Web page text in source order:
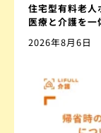
住宅型有料老人
医療と介護を
2026年8月6日